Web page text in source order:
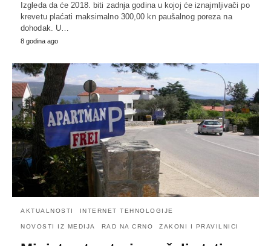
Izgleda da će 2018. biti zadnja godina u kojoj će iznajmljivači po
krevetu plaćati maksimalno 300,00 kn paušalnog poreza na
dohodak. U…
8 godina ago
AKTUALNOSTI INTERNET TEHNOLOGIJE
NOVOSTI IZ MEDIJA RAD NA CRNO ZAKONI I PRAVILNICI